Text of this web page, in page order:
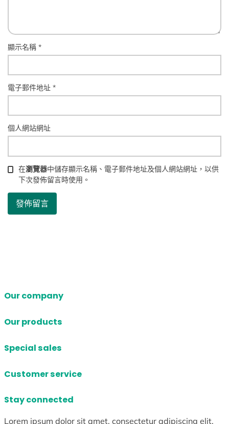
顯示名稱*
電子郵件地址*
個人網站網址
在瀏覽器中儲存顯示名稱、電子郵件地址及個人網站網址，以供
下次發佈留言時使用。
Our company
Our products
Special sales
Customer service
Stay connected
Lorem ipsum dolor sit amet, consectetur adipiscing elit.